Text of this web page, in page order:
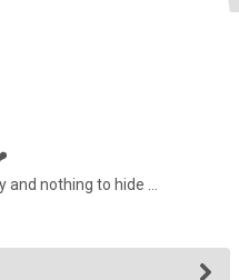
nothing to hide …